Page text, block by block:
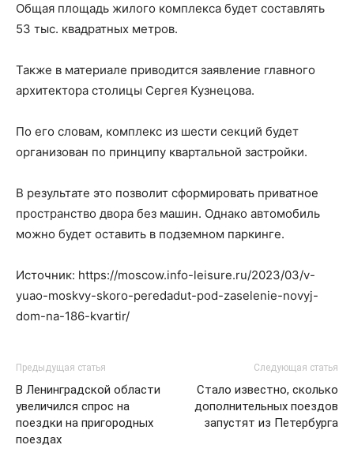
Общая площадь жилого комплекса будет составлять
53 тыс. квадратных метров.
Также в материале приводится заявление главного
архитектора столицы Сергея Кузнецова.
По его словам, комплекс из шести секций будет
организован по принципу квартальной застройки.
В результате это позволит сформировать приватное
пространство двора без машин. Однако автомобиль
можно будет оставить в подземном паркинге.
Источник: https://moscow.info-leisure.ru/2023/03/v-
yuao-moskvy-skoro-peredadut-pod-zaselenie-novyj-
dom-na-186-kvartir/
Предыдущая статья
В Ленинградской области
увеличился спрос на
поездки на пригородных
поездах
Следующая статья
Стало известно, сколько
дополнительных поездов
запустят из Петербурга